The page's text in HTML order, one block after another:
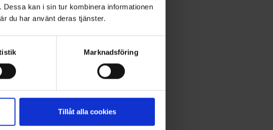
kan i sin tur kombinera informationen
du har använt deras tjänster.
Marknadsföring
Tillåt alla cookies